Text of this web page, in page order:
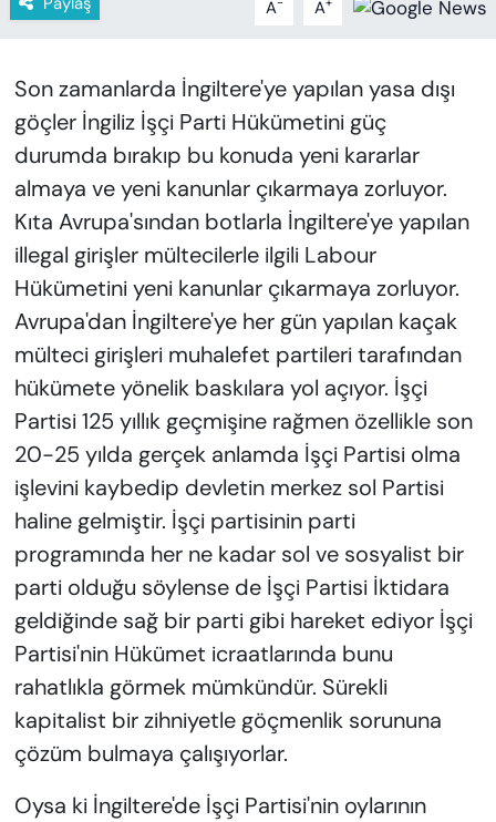
A A
Son zamanlarda İngiltere'ye yapılan yasa dışı
göçler İngiliz İşçi Parti Hükümetini güç
durumda bırakıp bu konuda yeni kararlar
almaya ve yeni kanunlar çıkarmaya zorluyor.
Kıta Avrupa'sından botlarla İngiltere'ye yapılan
illegal girişler mültecilerle ilgili Labour
Hükümetini yeni kanunlar çıkarmaya zorluyor.
Avrupa'dan İngiltere'ye her gün yapılan kaçak
mülteci girişleri muhalefet partileri tarafından
hükümete yönelik baskılara yol açıyor. İşçi
Partisi 125 yıllık geçmişine rağmen özellikle son
20-25 yılda gerçek anlamda İşçi Partisi olma
işlevini kaybedip devletin merkez sol Partisi
haline gelmiştir. İşçi partisinin parti
programında her ne kadar sol ve sosyalist bir
parti olduğu söylense de İşçi Partisi İktidara
geldiğinde sağ bir parti gibi hareket ediyor İşçi
Partisi'nin Hükümet icraatlarında bunu
rahatlıkla görmek mümkündür. Sürekli
kapitalist bir zihniyetle göçmenlik sorununa
çözüm bulmaya çalışıyorlar.
Oysa ki İngiltere'de İşçi Partisi'nin oylarının
KADIN
SPOR
KÜLTÜR-SANAT
MAGAZİN
ÖZEL HABER
YAZAR KÖŞESİ
SİYASET
VAN VE DİYARBAKIR HABERLERİ